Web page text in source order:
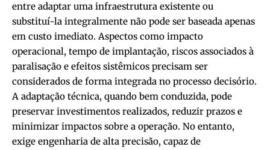
entre adaptar uma infraestrutura existente ou
substituí-la integralmente não pode ser baseada apenas
em custo imediato. Aspectos como impacto
operacional, tempo de implantação, riscos associados à
paralisação e efeitos sistêmicos precisam ser
considerados de forma integrada no processo decisório.
A adaptação técnica, quando bem conduzida, pode
preservar investimentos realizados, reduzir prazos e
minimizar impactos sobre a operação. No entanto,
exige engenharia de alta precisão, capaz de